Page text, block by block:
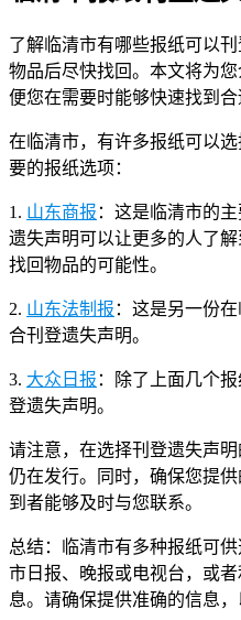
了解临清市有哪些报纸可以
物品后尽快找回。本文将为
便您在需要时能够快速找到合
在临清市，有许多报纸可以
要的报纸选项：
1. 山东商报 ：这是临清市的
遗失声明可以让更多的人了
找回物品的可能性。
2. 山东法制报 ：这是另一份
合刊登遗失声明。
3. 大众日报 ：除了上面几个
登遗失声明。
请注意，在选择刊登遗失声
仍在发行。同时，确保您提
到者能够及时与您联系。
总结：临清市有多种报纸可
市日报、晚报或电视台，或
息。请确保提供准确的信息，